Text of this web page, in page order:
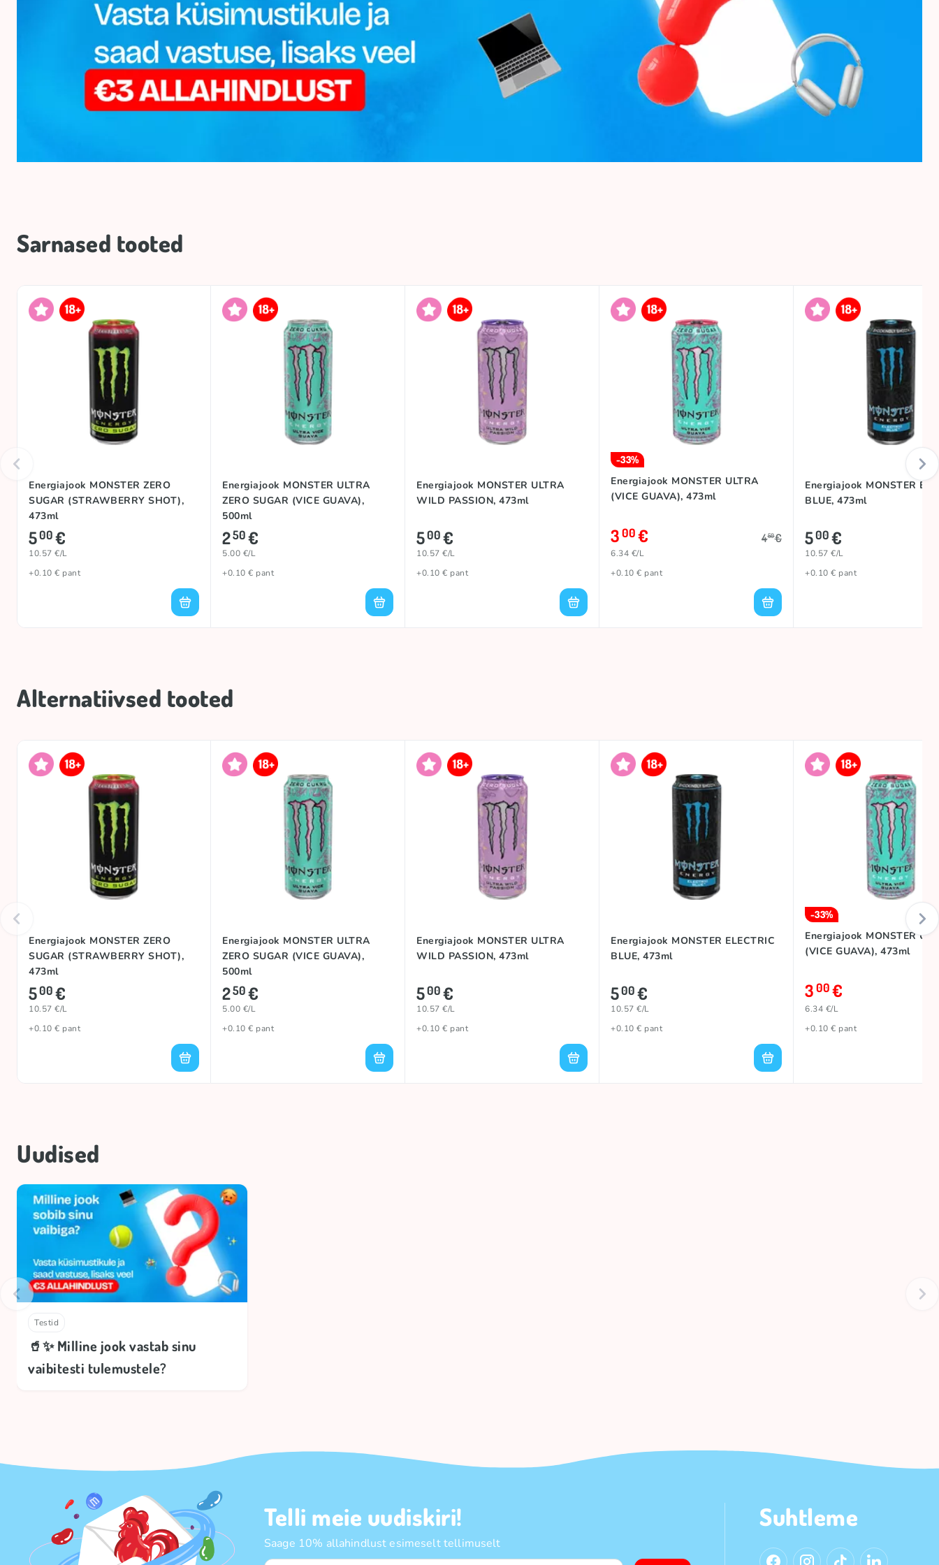
Sarnased tooted
Energiajook MONSTER ZERO
SUGAR (STRAWBERRY SHOT),
473ml
500€
10.57 €/L
+0.10 € pant
Energiajook MONSTER ULTRA
ZERO SUGAR (VICE GUAVA),
500ml
250€
5.00 €/L
+0.10 € pant
Energiajook MONSTER ULTRA
WILD PASSION, 473ml
500€
10.57 €/L
+0.10 € pant
-33%
Energiajook MONSTER ULTRA
(VICE GUAVA), 473ml
300€ 450€
6.34 €/L
+0.10 € pant
Energiajook MONSTER
BLUE, 473ml
500€
10.57 €/L
+0.10 € pant
Alternatiivsed tooted
Energiajook MONSTER ZERO
SUGAR (STRAWBERRY SHOT),
473ml
500€
10.57 €/L
+0.10 € pant
Energiajook MONSTER ULTRA
ZERO SUGAR (VICE GUAVA),
500ml
250€
5.00 €/L
+0.10 € pant
Energiajook MONSTER ULTRA
WILD PASSION, 473ml
500€
10.57 €/L
+0.10 € pant
Energiajook MONSTER ELECTRIC
BLUE, 473ml
500€
10.57 €/L
+0.10 € pant
-33%
Energiajook MONSTER
(VICE GUAVA), 473ml
300€
6.34 €/L
+0.10 € pant
Uudised
Testid
🥤✨ Milline jook vastab sinu
vaibitesti tulemustele?
Telli meie uudiskiri!
Saage 10% allahindlust esimeselt tellimuselt
Suhtleme